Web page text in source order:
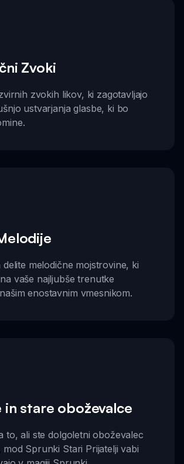
Zvoki
zvokih likov, ki zagotavljajo
ustvarjanja glasbe, ki bo
delite melodične mojstrovine, ki
vaše najljubše trenutke
enostavnim vmesnikom.
in stare oboževalce
to, ali ste dolgoletni oboževalec
Sprunki Stari Prijatelji vabi